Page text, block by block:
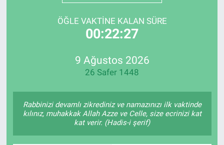
ÖĞLE VAKTINE KALAN SÜRE
00:22:27
9 Ağustos 2026
26 Safer 1448
Rabbinizi devamlı zikrediniz ve namazınızı ilk vaktinde
kılınız, muhakkak Allah Azze ve Celle, size ecrinizi kat
kat verir. (Hadis-i şerif)